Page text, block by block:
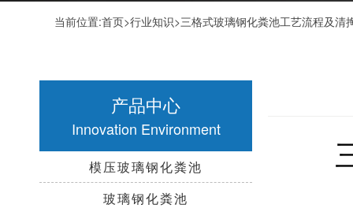
当前位置:首页>行业知识>三格式玻璃钢化粪池工艺流程及清
产品中心
Innovation Environment
模压玻璃钢化粪池
玻璃钢化粪池